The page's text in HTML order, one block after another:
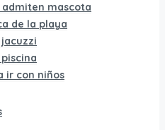
admiten mascota
de la playa
ir con niños